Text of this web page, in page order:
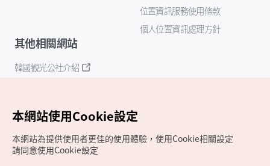
位置資訊服務使用條款
個人位置資訊處理方針
其他相關網站
韓國觀光公社介紹
本網站使用Cookie設定
本網站為提供使用者更佳的使用體驗，使用Cookie相關設定
請同意使用Cookie設定